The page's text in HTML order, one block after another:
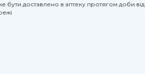
бути доставлено в аптеку протягом доби від